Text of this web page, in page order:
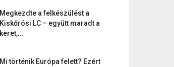
Megkezdte a felkészülést a
Kiskőrösi LC – együtt maradt a
keret,...
Mi történik Európa felett? Ezért